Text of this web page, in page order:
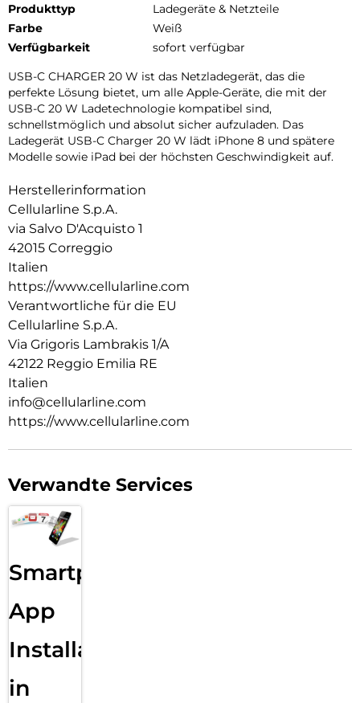
Produkttyp
Ladegeräte & Netzteile
Farbe
Weiß
Verfügbarkeit
sofort verfügbar
USB-C CHARGER 20 W ist das Netzladegerät, das die
perfekte Lösung bietet, um alle Apple-Geräte, die mit der
USB-C 20 W Ladetechnologie kompatibel sind,
schnellstmöglich und absolut sicher aufzuladen. Das
Ladegerät USB-C Charger 20 W lädt iPhone 8 und spätere
Modelle sowie iPad bei der höchsten Geschwindigkeit auf.
Herstellerinformation
Cellularline S.p.A.
via Salvo D'Acquisto 1
42015 Correggio
Italien
https://www.cellularline.com
Verantwortliche für die EU
Cellularline S.p.A.
Via Grigoris Lambrakis 1/A
42122 Reggio Emilia RE
Italien
info@cellularline.com
https://www.cellularline.com
Verwandte Services
Smartphone
App
Installation
in